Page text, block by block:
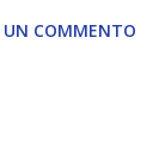
UN COMMENTO